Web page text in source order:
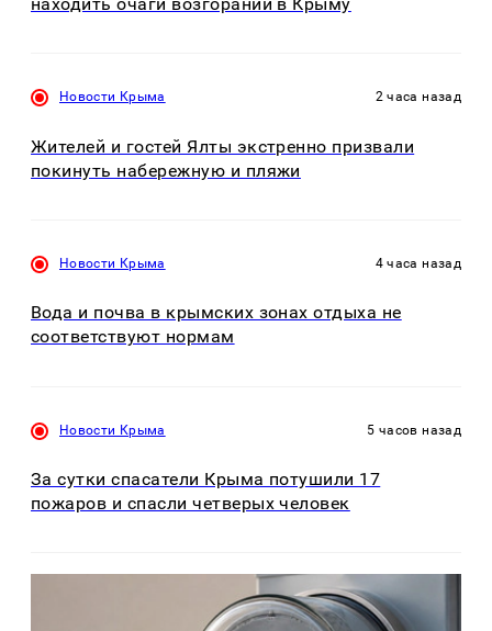
Новости Крыма 2 часа назад
Жителей и гостей Ялты экстренно призвали
покинуть набережную и пляжи
Новости Крыма 4 часа назад
Вода и почва в крымских зонах отдыха не
соответствуют нормам
Новости Крыма 5 часов назад
За сутки спасатели Крыма потушили 17
пожаров и спасли четверых человек